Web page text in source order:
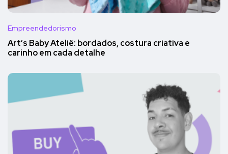
Empreendedorismo
Art’s Baby Ateliê: bordados, costura criativa e
carinho em cada detalhe